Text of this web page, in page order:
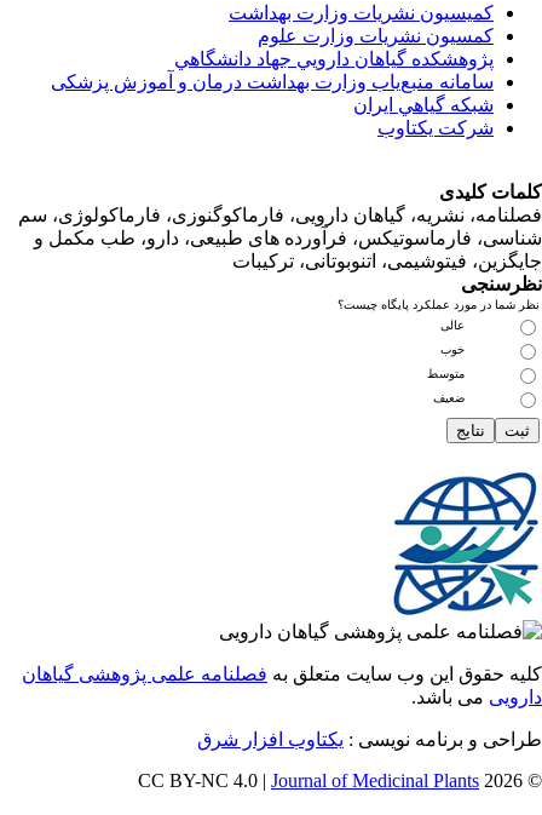
کمیسیون نشریات وزارت بهداشت
کمسیون نشریات وزارت علوم
پژوهشكده گياهان دارويي جهاد دانشگاهي
سامانه منبع‌ياب وزارت بهداشت درمان و آموزش پزشکی
شبكه گياهي ايران
شرکت یکتاوب
کلیدی
نشریه، گیاهان دارویی، فارماکوگنوزی، فارماکولوژی، سم
فارماسوتیکس، فرآورده های طبیعی، دارو، طب مکمل و
فیتوشیمی، اتنوبوتانی، ترکیبات
در مورد عملکرد پایگاه چیست؟
متوسط
ضعیف
حقوق این وب سایت متعلق بهفصلنامه علمی پژوهشی گیاهان
می باشد.
و برنامه نویسی :یکتاوب افزار شرق
Journal of Medicinal Plants